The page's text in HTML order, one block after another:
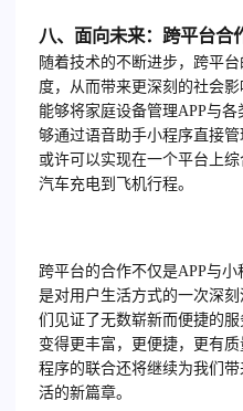
八、面向未来：跨平台合
随着技术的不断进步，跨平
度，从而带来更深刻的社会
能够将家庭设备管理APP与
够通过语音助手小程序直接管
或许可以实现在一个平台上
汽车充电到飞机行程。
跨平台的合作不仅是APP与
是对用户生活方式的一次深
们见证了无数崭新而便捷的
变得更丰富，更便捷，更有
程序的联合还将继续为我们
活的新篇章。